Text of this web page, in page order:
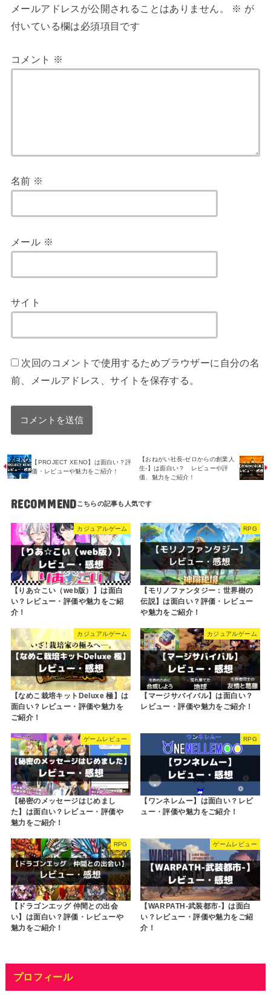
メールアドレスが公開されることはありません。 ※ が
付いている欄は必須項目です
コメント ※
名前 ※
メール ※
サイト
次回のコメントで使用するためブラウザーに自分の名
前、メールアドレス、サイトを保存する。
【PROJECT XENO】は面白い？評
価・レビューや魅力をご紹介！
【おねがい社長-ゼロからの創業人
生-】は面白い？ レビューや評
価、魅力をご紹介！
RECOMMEND
カジュアルゲーム
【りあ☆こい（web版）】は面白
い？レビュー・評価や魅力をご紹
介！
RPG
【モリノファンタジー：世界樹の
伝説】は面白い？評価・レビュー
や魅力をご紹介！
カジュアルゲーム
【なめこ栽培キットDeluxe 極】は
面白い？レビュー・評価や魅力を
ご紹介！
カジュアルゲーム
【マージサバイバル】は面白い？
レビュー・評価や魅力をご紹介！
ゲームレビュー
【秘密のメッセージはじめまし
た】は面白い？レビュー・評価や
魅力をご紹介！
RPG
【ワンネレムー】は面白い？レビ
ュー・評価や魅力をご紹介！
RPG
【ドラゴンエッグ 仲間との出会
い】は面白い？評価・レビューや
魅力をご紹介！
ゲームレビュー
【WARPATH-武装都市-】は面白
い？レビュー・評価や魅力をご紹
介！
プロフィール